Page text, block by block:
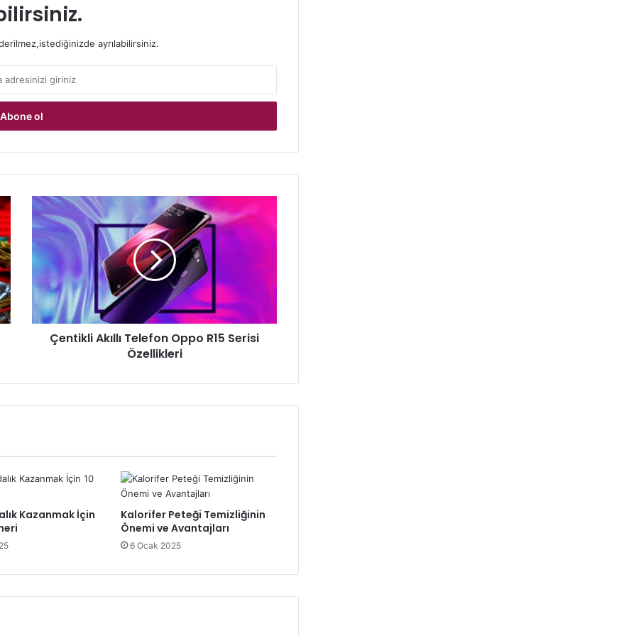
ayrılabilirsiniz.
Çentikli
Akıllı
Telefon
Oppo
Serisi
Özellikleri
Çentikli Akıllı Telefon Oppo R15 Serisi
Özellikleri
Kazanmak İçin
Kalorifer Peteği Temizliğinin
Önemi ve Avantajları
6 Ocak 2025